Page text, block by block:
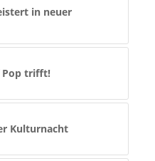
in neuer
Pop trifft!
Kulturnacht